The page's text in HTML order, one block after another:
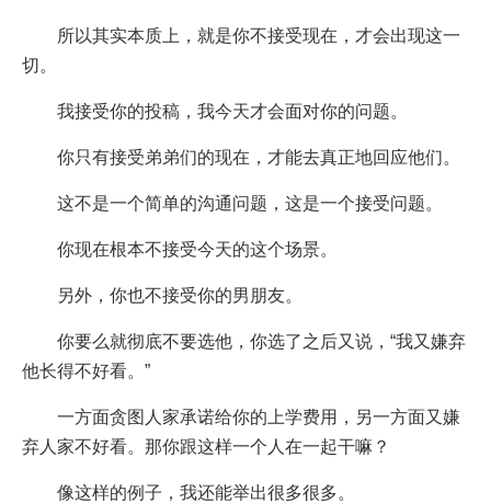
所以其实本质上，就是你不接受现在，才会出现这一
切。
我接受你的投稿，我今天才会面对你的问题。
你只有接受弟弟们的现在，才能去真正地回应他们。
这不是一个简单的沟通问题，这是一个接受问题。
你现在根本不接受今天的这个场景。
另外，你也不接受你的男朋友。
你要么就彻底不要选他，你选了之后又说，“我又嫌弃
他长得不好看。”
一方面贪图人家承诺给你的上学费用，另一方面又嫌
弃人家不好看。那你跟这样一个人在一起干嘛？
像这样的例子，我还能举出很多很多。